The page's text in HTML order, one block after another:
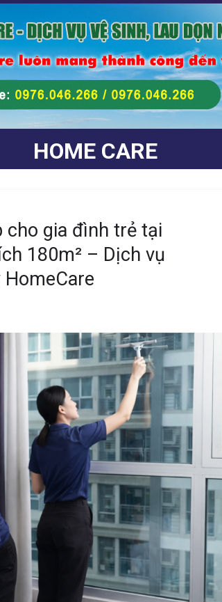
HOME CARE
cho gia đình trẻ tại
180m² – Dịch vụ